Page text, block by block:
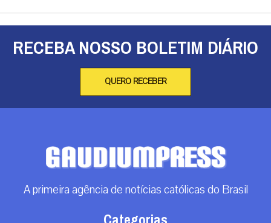
RECEBA NOSSO BOLETIM DIÁRIO
QUERO RECEBER
A primeira agência de notícias católicas do Brasil